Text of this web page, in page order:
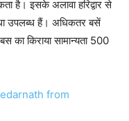
है। इसके अलावा हरिद्वार से
उपलब्ध हैं। अधिकतर बसें
किराया सामान्यता 500
from